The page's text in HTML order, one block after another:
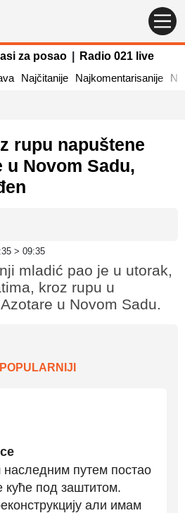
za posao
Radio 021 live
Najčitanije Najkomentarisanije
rupu napuštene
u Novom Sadu,
> 09:35
mladić pao je u utorak,
kroz rupu u
u Novom Sadu.
наследним путем постао
куће под заштитом.
али имам